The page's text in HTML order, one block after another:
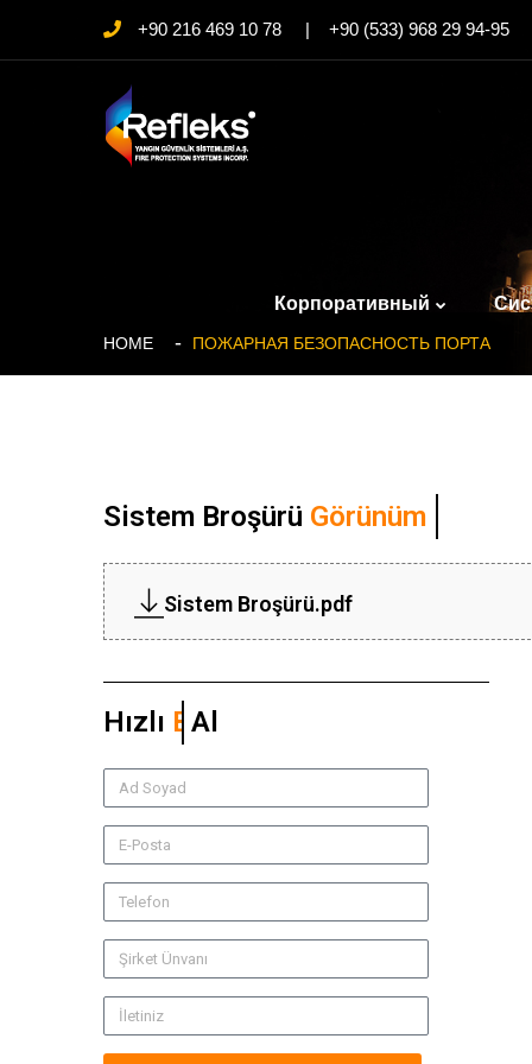
+90 216 469 10 78 | +90 (533) 968 29 94-95
Корпоративный
HOME ПОЖАРНАЯ БЕЗОПАСНОСТЬ ПОРТА
Sistem Broşürü Görünüm
Sistem Broşürü.pdf
Hızlı Teklif